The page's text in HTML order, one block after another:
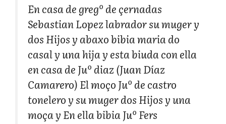
En casa de gregº de çernadas
Sebastian Lopez labrador su muger y
dos Hijos y abaxo bibia maria do
casal y una hija y esta biuda con ella
en casa de Juº diaz (Juan Díaz
Camarero) El moço Juº de castro
tonelero y su muger dos Hijos y una
moça y En ella bibia Juº Fers